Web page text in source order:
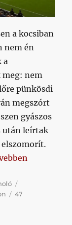
a kocsiban
nem én
a
nem
pünkösdi
megszórt
gyászos
után leírtak
elszomorít.
az idő volt
47